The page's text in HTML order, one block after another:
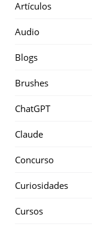
Artículos
Audio
Blogs
Brushes
ChatGPT
Claude
Concurso
Curiosidades
Cursos